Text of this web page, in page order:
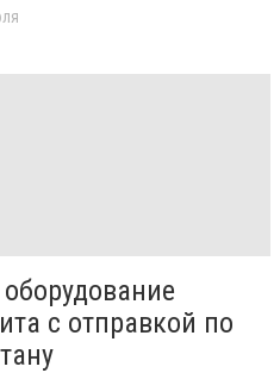
с отправкой по